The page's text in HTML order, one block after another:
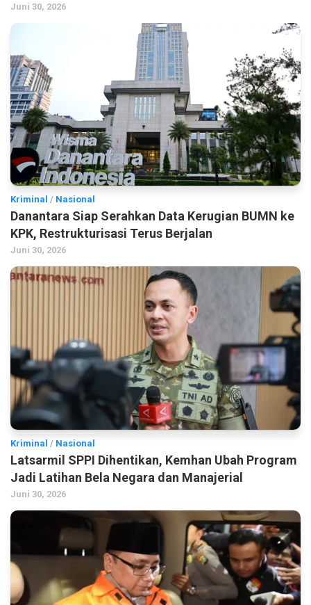
Juni 30, 2026
Kriminal / Nasional
Danantara Siap Serahkan Data Kerugian BUMN ke
KPK, Restrukturisasi Terus Berjalan
Juni 30, 2026
Kriminal / Nasional
Latsarmil SPPI Dihentikan, Kemhan Ubah Program
Jadi Latihan Bela Negara dan Manajerial
Juni 30, 2026